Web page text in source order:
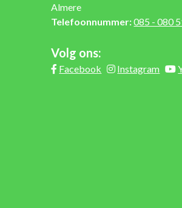
Almere
Telefoonnummer:085 - 080
Volg ons:
Facebook Instagram